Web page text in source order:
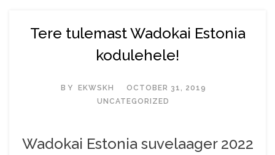
Tere tulemast Wadokai Estonia
kodulehele!
BY EKWSKH
OCTOBER 31, 2019
UNCATEGORIZED
Wadokai Estonia suvelaager 2022